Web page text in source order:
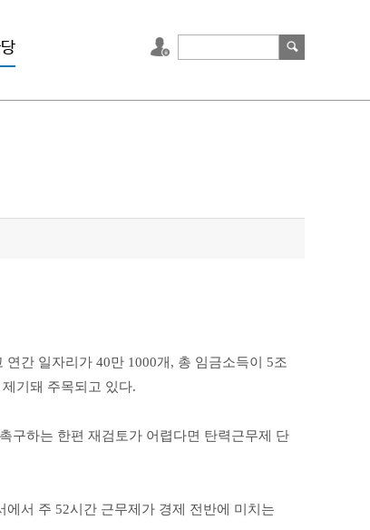
간 일자리가 40만 1000개, 총 임금소득이 5조
기돼 주목되고 있다.
구하는 한편 재검토가 어렵다면 탄력근무제 단
서 주 52시간 근무제가 경제 전반에 미치는